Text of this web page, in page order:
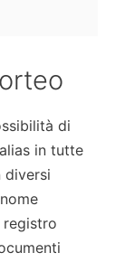
di
in tutte
diversi